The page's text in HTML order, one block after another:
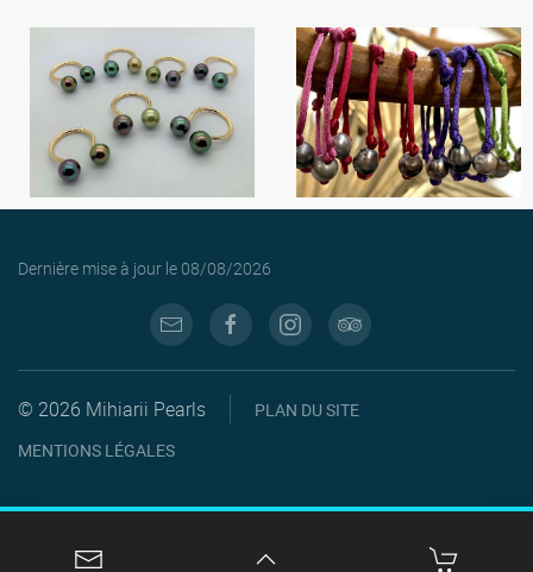
Dernière mise à jour le 08/08/2026
© 2026 Mihiarii Pearls
PLAN DU SITE
MENTIONS LÉGALES